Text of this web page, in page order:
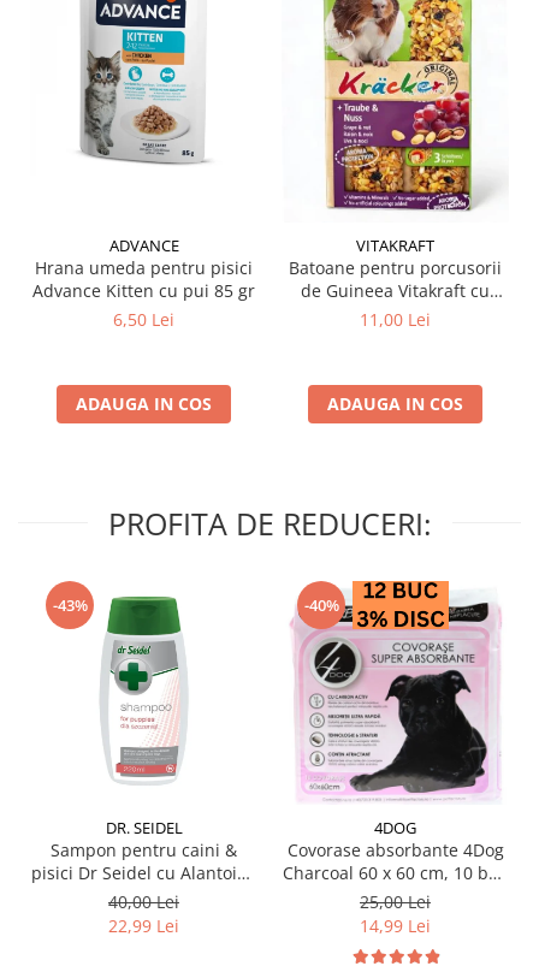
ADVANCE
Hrana umeda pentru pisici
Advance Kitten cu pui 85 gr
6,50 Lei
ADAUGA IN COS
VITAKRAFT
Batoane pentru porcusorii
de Guineea Vitakraft cu
struguri & nuci 2 buc
11,00 Lei
ADAUGA IN COS
PROFITA DE REDUCERI:
-43%
DR. SEIDEL
Sampon pentru caini &
pisici Dr Seidel cu Alantoina
220 ml
40,00 Lei
22,99 Lei
-40%
4DOG
Covorase absorbante 4Dog
Charcoal 60 x 60 cm, 10 buc
/ pachet
25,00 Lei
14,99 Lei